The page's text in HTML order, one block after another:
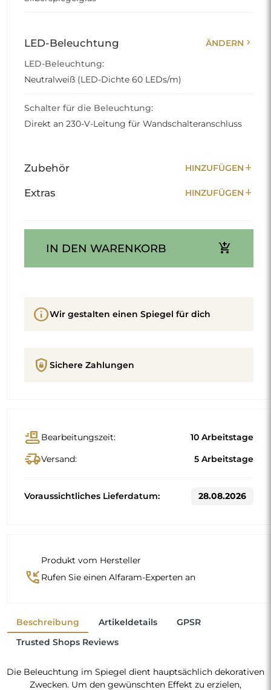
LED-Beleuchtung ÄNDERN chevron_right
LED-Beleuchtung:
Neutralweiß (LED-Dichte 60 LEDs/m)
Schalter für die Beleuchtung:
Direkt an 230-V-Leitung für Wandschalteranschluss
Zubehör HINZUFÜGEN add
Extras HINZUFÜGEN add
IN DEN WARENKORB add_shopping_cart
infoWir gestalten einen Spiegel für dich
shield_lock Sichere Zahlungen
conveyor_beltBearbeitungszeit: 10 Arbeitstage
delivery_truck_speedVersand: 5 Arbeitstage
Voraussichtliches Lieferdatum: 28.08.2026
Produkt vom Hersteller
phone_callback Rufen Sie einen Alfaram-Experten an
Beschreibung Artikeldetails
GPSR
Trusted Shops Reviews
Die Beleuchtung im Spiegel dient hauptsächlich dekorativen
Zwecken. Um den gewünschten Effekt zu erzielen,